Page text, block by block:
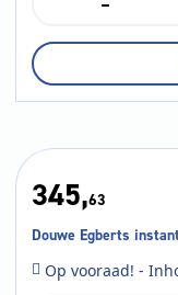
cafitesse
roast
2ltr
345,63
Douwe Egberts
Op vooraad! -